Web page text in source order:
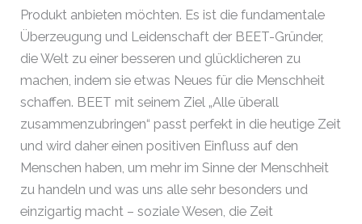
Produkt anbieten möchten. Es ist die fundamentale
Überzeugung und Leidenschaft der BEET-Gründer,
die Welt zu einer besseren und glücklicheren zu
machen, indem sie etwas Neues für die Menschheit
schaffen. BEET mit seinem Ziel „Alle überall
zusammenzubringen“ passt perfekt in die heutige Zeit
und wird daher einen positiven Einfluss auf den
Menschen haben, um mehr im Sinne der Menschheit
zu handeln und was uns alle sehr besonders und
einzigartig macht – soziale Wesen, die Zeit